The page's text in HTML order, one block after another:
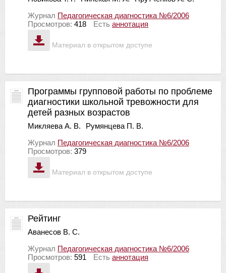
Материал в открытом доступе
Журнал Педагогическая диагностика №6/2006
Просмотров: 418 Есть аннотация
Материал в открытом доступе
Программы групповой работы по проблеме
диагностики школьной тревожности для
детей разных возрастов
Микляева А. В.
Румянцева П. В.
Журнал Педагогическая диагностика №6/2006
Просмотров: 379
Рейтинг
Аванесов В. С.
Журнал Педагогическая диагностика №6/2006
Просмотров: 591 Есть аннотация